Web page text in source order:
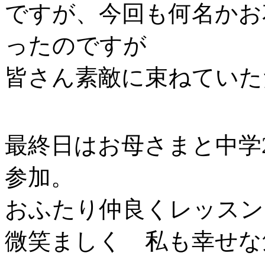
ですが、今回も何名か
ったのですが
皆さん素敵に束ねてい
最終日はお母さまと中
参加。
おふたり仲良くレッス
微笑ましく 私も幸せな